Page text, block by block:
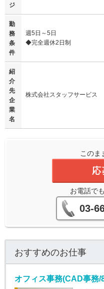
ジ
勤
務
条
件
週5日～5日
◆完全週休2日制
紹
介
先
企
業
名
株式会社スタッフサービス
このま
応
お電話で
03-
おすすめのお仕事